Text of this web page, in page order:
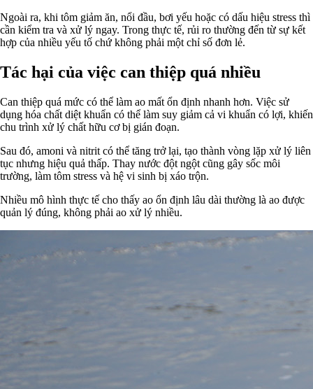
Ngoài ra, khi tôm giảm ăn, nổi đầu, bơi yếu hoặc có dấu hiệu stress thì
cần kiểm tra và xử lý ngay. Trong thực tế, rủi ro thường đến từ sự kết
hợp của nhiều yếu tố chứ không phải một chỉ số đơn lẻ.
Tác hại của việc can thiệp quá nhiều
Can thiệp quá mức có thể làm ao mất ổn định nhanh hơn. Việc sử
dụng hóa chất diệt khuẩn có thể làm suy giảm cả vi khuẩn có lợi, khiến
chu trình xử lý chất hữu cơ bị gián đoạn.
Sau đó, amoni và nitrit có thể tăng trở lại, tạo thành vòng lặp xử lý liên
tục nhưng hiệu quả thấp. Thay nước đột ngột cũng gây sốc môi
trường, làm tôm stress và hệ vi sinh bị xáo trộn.
Nhiều mô hình thực tế cho thấy ao ổn định lâu dài thường là ao được
quản lý đúng, không phải ao xử lý nhiều.